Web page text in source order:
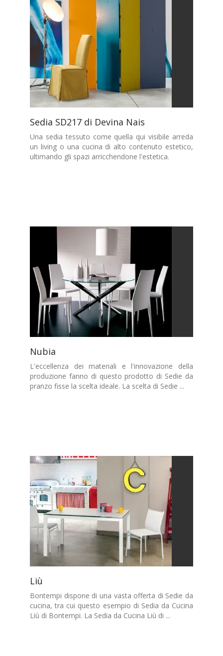
Sedia SD217 di Devina Nais
Una sedia tessuto come quella qui visibile arreda
un living o una cucina di alto contenuto estetico,
ultimando gli spazi arricchendone l'estetica.
Nubia
L'eccellenza dei materiali e l'innovazione della
produzione fanno di questo prodotto di Sedie da
pranzo fisse la scelta ideale. La scelta di Sedie ...
Liù
Bontempi dispone di una vasta offerta di Sedie da
cucina, tra cui questo esempio di Sedia da Cucina
Liù di Bontempi. La Sedia da Cucina Liù di ...